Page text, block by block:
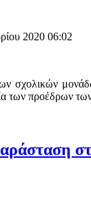
2020 06:02
σχολικών
των προέδρων